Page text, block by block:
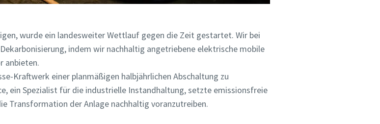
wurde ein landesweiter Wettlauf gegen die Zeit gestartet. Wir bei
indem wir nachhaltig angetriebene elektrische mobile
anbieten.
Kraftwerk einer planmäßigen halbjährlichen Abschaltung zu
ein Spezialist für die industrielle Instandhaltung, setzte emissionsfreie
Transformation der Anlage nachhaltig voranzutreiben.